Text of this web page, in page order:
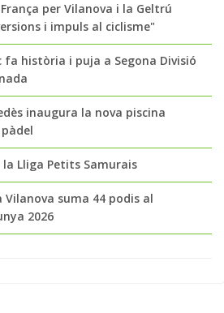
per Vilanova i la Geltrú
i impuls al ciclisme"
fa història i puja a Segona Divisió
inaugura la nova piscina
Lliga Petits Samurais
Vilanova suma 44 podis al
2026